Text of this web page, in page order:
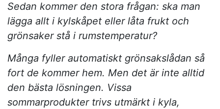
Sedan kommer den stora frågan: ska man
lägga allt i kylskåpet eller låta frukt och
grönsaker stå i rumstemperatur?
Många fyller automatiskt grönsakslådan så
fort de kommer hem. Men det är inte alltid
den bästa lösningen. Vissa
sommarprodukter trivs utmärkt i kyla,